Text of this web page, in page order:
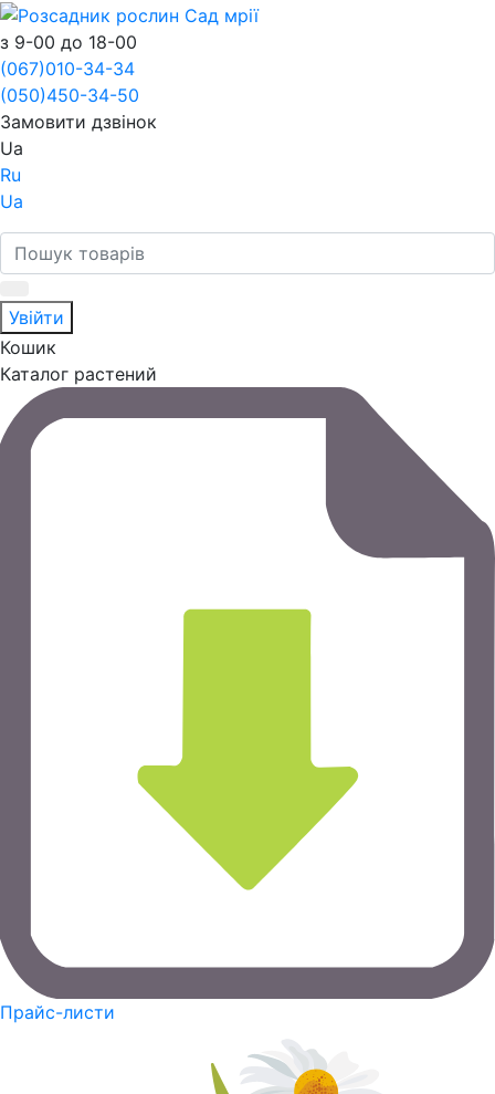
з 9-00 до 18-00
(067)010-34-34
(050)450-34-50
Замовити дзвінок
Ua
Ru
Ua
Увійти
Кошик
Каталог растений
Прайс-листи